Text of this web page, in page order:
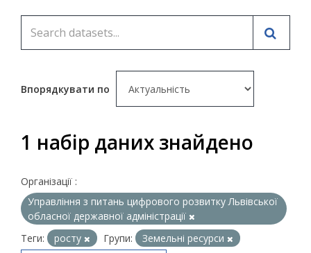
Впорядкувати по
1 набір даних знайдено
Організації :
Управління з питань цифрового розвитку Львівської
обласної державної адміністрації
Теги:
росту Групи:
Земельні ресурси